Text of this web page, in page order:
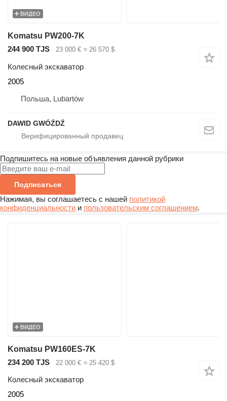
ВИДЕО
Komatsu PW200-7K
244 900 TJS
23 000 € ≈ 26 570 $
Колесный экскаватор
2005
Польша, Lubartów
DAWID GWÓŹDŹ
Подпишитесь на новые объявления данной рубрики
Подписаться
Нажимая, вы соглашаетесь с нашей политикой
конфиденциальности и пользовательским соглашением.
ВИДЕО
Komatsu PW160ES-7K
234 200 TJS
22 000 € ≈ 25 420 $
Колесный экскаватор
2005